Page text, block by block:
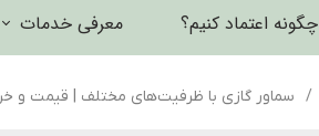
چگونه اعتماد کنیم؟ معرفی خدمات
برش لیزری فلزات
سماور گازی با ظرفیت‌های مختلف | قیمت و